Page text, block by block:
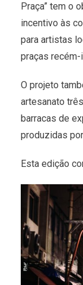
Praça” tem o
incentivo às
para artistas
praças recém-
O projeto
artesanato
barracas de
produzidas
Esta edição